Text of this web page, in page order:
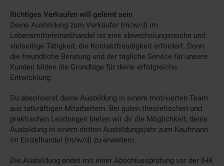
Richtiges Verkaufen will gelernt sein
Deine Ausbildung zum Verkäufer (m/w/d) im
Lebensmitteleinzelhandel ist eine abwechslungsreiche und
vielseitige Tätigkeit, die Kontaktfreudigkeit erfordert. Denn
die freundliche Beratung und der tägliche Service für unsere
Kunden bilden die Grundlage für deine erfolgreiche
Entwicklung.
Du absolvierst deine Ausbildung in einem motivierten Team
aus tatkräftigen Mitarbeitern. Bei guten theoretischen und
praktischen Leistungen bieten wir dir die Möglichkeit, deine
Ausbildung in einem dritten Ausbildungsjahr zum Kaufmann
im Einzelhandel (m/w/d) zu erweitern.
Die Ausbildung endet mit einer Abschlussprüfung vor der IHK